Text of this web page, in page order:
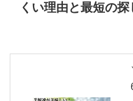
くい理由と最短の